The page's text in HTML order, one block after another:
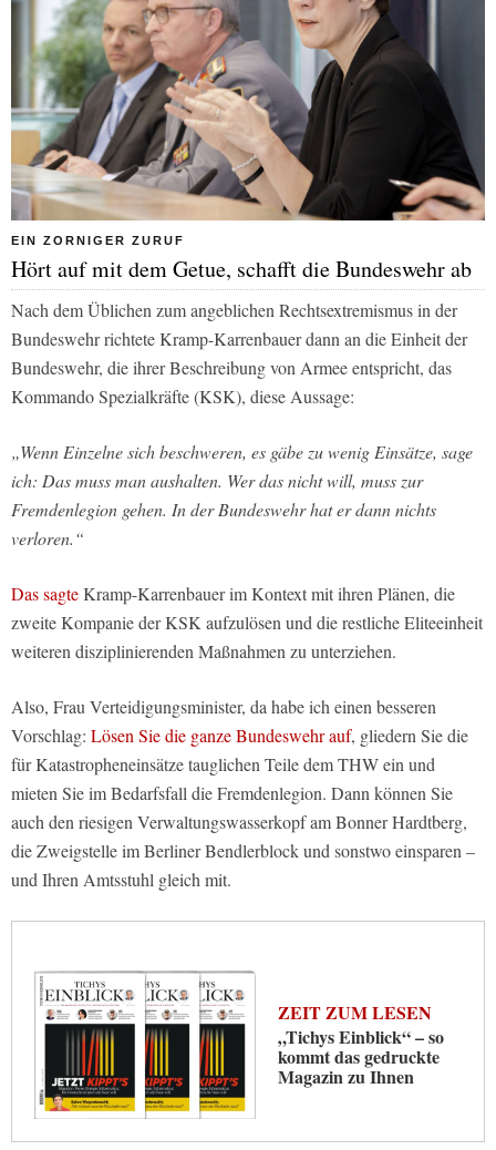
EIN ZORNIGER ZURUF
Hört auf mit dem Getue, schafft die Bundeswehr ab
Nach dem Üblichen zum angeblichen Rechtsextremismus in der
Bundeswehr richtete Kramp-Karrenbauer dann an die Einheit der
Bundeswehr, die ihrer Beschreibung von Armee entspricht, das
Kommando Spezialkräfte (KSK), diese Aussage:
„Wenn Einzelne sich beschweren, es gäbe zu wenig Einsätze, sage
ich: Das muss man aushalten. Wer das nicht will, muss zur
Fremdenlegion gehen. In der Bundeswehr hat er dann nichts
verloren.“
Das sagteKramp-Karrenbauer im Kontext mit ihren Plänen, die
zweite Kompanie der KSK aufzulösen und die restliche Eliteeinheit
weiteren disziplinierenden Maßnahmen zu unterziehen.
Also, Frau Verteidigungsminister, da habe ich einen besseren
Vorschlag: Lösen Sie die ganze Bundeswehr auf, gliedern Sie die
für Katastropheneinsätze tauglichen Teile dem THW ein und
mieten Sie im Bedarfsfall die Fremdenlegion. Dann können Sie
auch den riesigen Verwaltungswasserkopf am Bonner Hardtberg,
die Zweigstelle im Berliner Bendlerblock und sonstwo einsparen –
und Ihren Amtsstuhl gleich mit.
ZEIT ZUM LESEN
„Tichys Einblick“ – so
kommt das gedruckte
Magazin zu Ihnen